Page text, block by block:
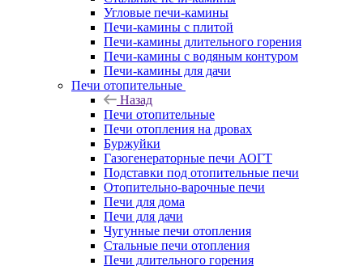
Угловые печи-камины
Печи-камины с плитой
Печи-камины длительного горения
Печи-камины с водяным контуром
Печи-камины для дачи
Печи отопительные
Назад
Печи отопительные
Печи отопления на дровах
Буржуйки
Газогенераторные печи АОГТ
Подставки под отопительные печи
Отопительно-варочные печи
Печи для дома
Печи для дачи
Чугунные печи отопления
Стальные печи отопления
Печи длительного горения